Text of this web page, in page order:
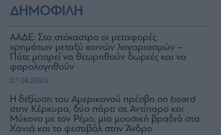
ΔΗΜΟΦΙΛΗ
ΑΑΔΕ: Στο στόχαστρο οι μεταφορές
χρημάτων μεταξύ κοινών λογαριασμών –
Πότε μπορεί να θεωρηθούν δωρεές και να
φορολογηθούν
07.08.2026
H δεξίωση του Αμερικανού πρέσβη on board
στην Κέρκυρα, δύο πάρτι σε Αντίπαρο και
Μύκονο με τον Ρέμο, μια μουσική βραδιά στα
Χανιά και το φεστιβάλ στην Άνδρο